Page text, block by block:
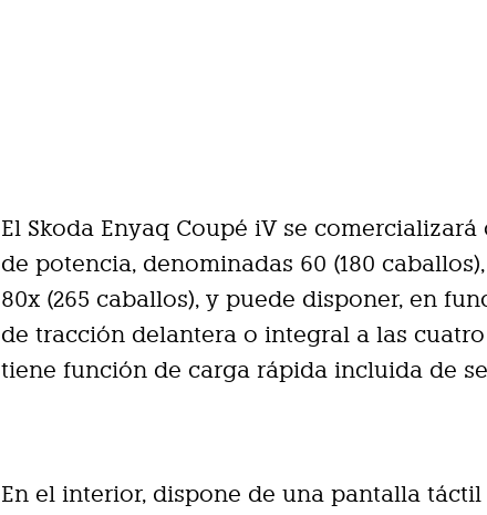
El Skoda Enyaq Coupé iV se
de potencia, denominadas 60 (180
80x (265 caballos), y puede disponer, en
de tracción delantera o integral a las
tiene función de carga rápida incluida de
En el interior, dispone de una pantalla táctil